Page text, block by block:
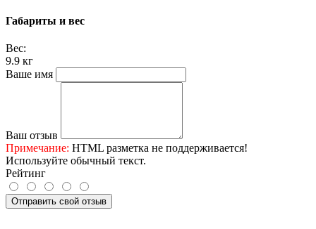
Габариты и вес
Вес:
9.9 кг
Ваше имя
Ваш отзыв
Примечание: HTML разметка не поддерживается!
Используйте обычный текст.
Рейтинг
Отправить свой отзыв